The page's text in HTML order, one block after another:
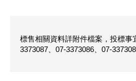
標售相關資料詳附件檔案，投標事
3373087、07-3373086、07-